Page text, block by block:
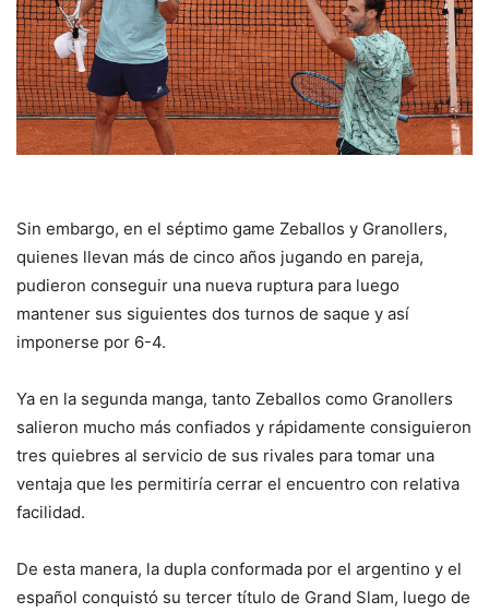
Sin embargo, en el séptimo game Zeballos y Granollers,
quienes llevan más de cinco años jugando en pareja,
pudieron conseguir una nueva ruptura para luego
mantener sus siguientes dos turnos de saque y así
imponerse por 6-4.
Ya en la segunda manga, tanto Zeballos como Granollers
salieron mucho más confiados y rápidamente consiguieron
tres quiebres al servicio de sus rivales para tomar una
ventaja que les permitiría cerrar el encuentro con relativa
facilidad.
De esta manera, la dupla conformada por el argentino y el
español conquistó su tercer título de Grand Slam, luego de